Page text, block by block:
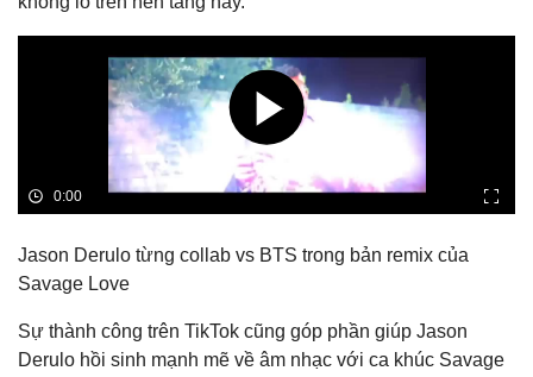
Jason Derulo từng collab vs BTS trong bản remix của
Savage Love
Sự thành công trên TikTok cũng góp phần giúp Jason
Derulo hồi sinh mạnh mẽ về âm nhạc với ca khúc Savage